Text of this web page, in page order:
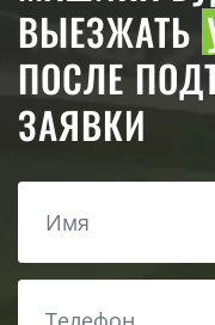
ВЫЕЗЖАТЬ
ПОСЛЕ
ЗАЯВКИ